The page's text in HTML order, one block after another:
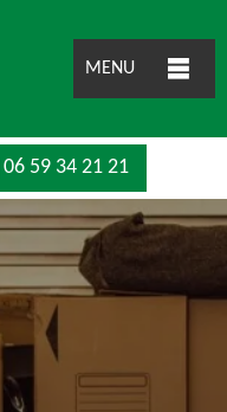
MENU
06 59 34 21 21